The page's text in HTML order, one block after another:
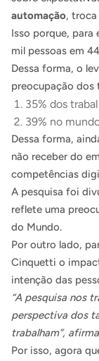
automação, troca
Isso porque, para
mil pessoas em
Dessa forma, o
preocupação dos
35% dos
39% no
Dessa forma,
não receber do
competências
A pesquisa foi
reflete uma
do Mundo.
Por outro lado,
Cinquetti o
intenção das
“A pesquisa nos
perspectiva dos
trabalham”,
Por isso, agora